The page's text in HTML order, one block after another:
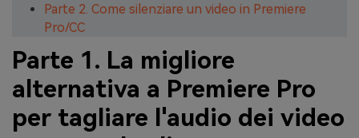
Parte 2. Come silenziare un video in Premiere
Pro/CC
Parte 1. La migliore
alternativa a Premiere Pro
per tagliare l'audio dei video